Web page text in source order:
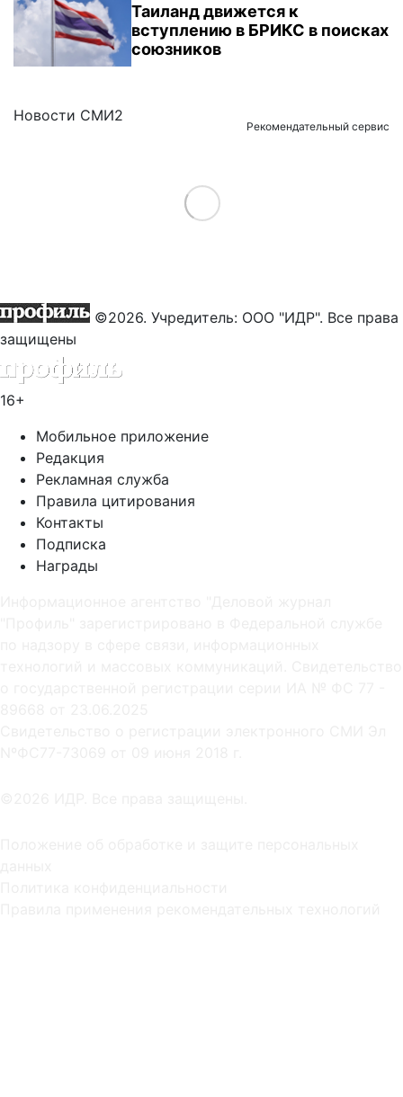
Таиланд движется к
вступлению в БРИКС в поисках
союзников
Новости СМИ2
Рекомендательный сервис
Load More
©2026. Учредитель: ООО "ИДР". Все права
защищены
16+
Мобильное приложение
Редакция
Рекламная служба
Правила цитирования
Контакты
Подписка
Награды